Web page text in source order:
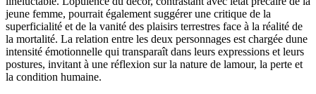
jeune femme, pourrait également suggérer une critique de la
superficialité et de la vanité des plaisirs terrestres face à la réalité de
la mortalité. La relation entre les deux personnages est chargée dune
intensité émotionnelle qui transparaît dans leurs expressions et leurs
postures, invitant à une réflexion sur la nature de lamour, la perte et
la condition humaine.